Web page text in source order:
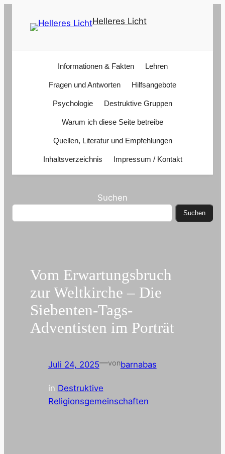
Helleres Licht
Informationen & Fakten Lehren
Fragen und Antworten Hilfsangebote
Psychologie Destruktive Gruppen
Warum ich diese Seite betreibe
Quellen, Literatur und Empfehlungen
Inhaltsverzeichnis Impressum / Kontakt
Suchen
Suchen
Vom Erwartungsbruch
zur Weltkirche – Die
Siebenten-Tags-
Adventisten im Porträt
Juli 24, 2025—vonbarnabas
in Destruktive
Religionsgemeinschaften